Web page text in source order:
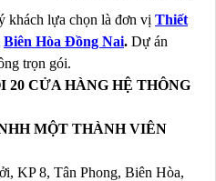
khách lựa chọn là đơn vị Thiết
Biên Hòa Đồng Nai. Dự án
trọn gói.
20 CỬA HÀNG HỆ THÔNG
MỘT THÀNH VIÊN
KP 8, Tân Phong, Biên Hòa,